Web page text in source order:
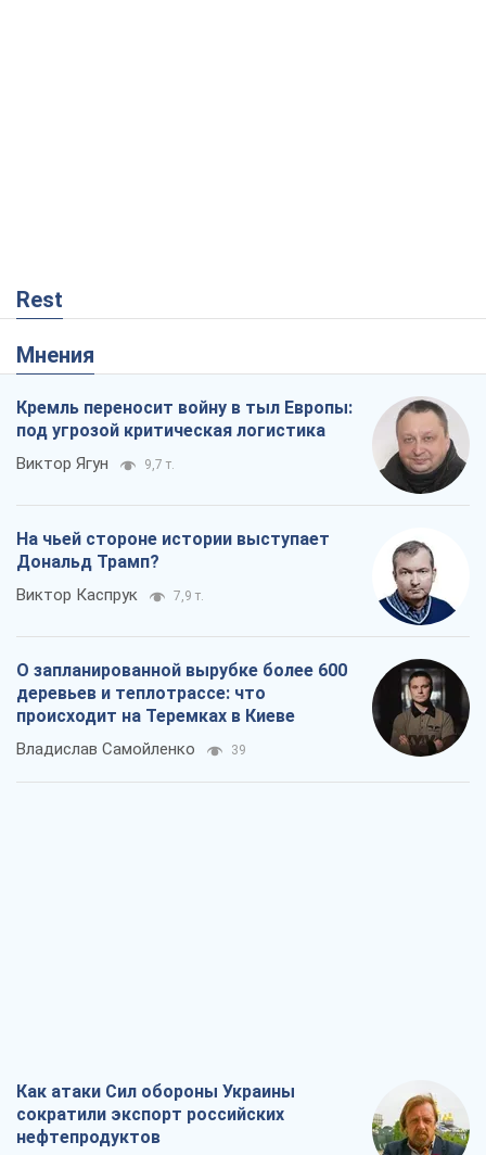
Rest
Мнения
Кремль переносит войну в тыл Европы:
под угрозой критическая логистика
Виктор Ягун 9,7 т.
На чьей стороне истории выступает
Дональд Трамп?
Виктор Каспрук 7,9 т.
О запланированной вырубке более 600
деревьев и теплотрассе: что
происходит на Теремках в Киеве
Владислав Самойленко 39
Как атаки Сил обороны Украины
сократили экспорт российских
нефтепродуктов